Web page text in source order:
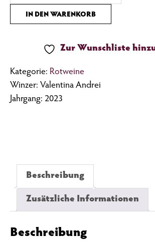
IN DEN WARENKORB
Zur Wunschliste
Kategorie: Rotweine
Winzer: Valentina Andrei
Jahrgang: 2023
Beschreibung
Zusätzliche Informationen
Beschreibung